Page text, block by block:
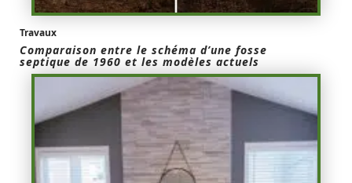
Travaux
Comparaison entre le schéma d’une fosse
septique de 1960 et les modèles actuels